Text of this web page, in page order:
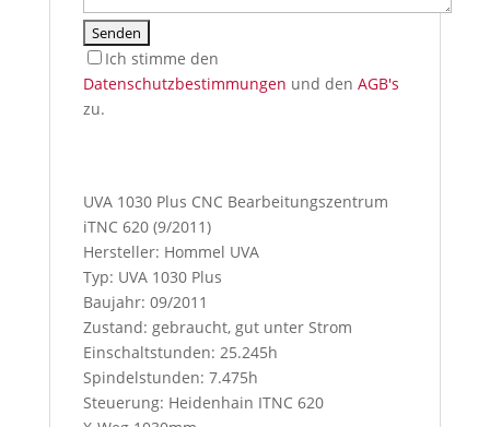
Ich stimme den
Datenschutzbestimmungen und den AGB's
zu.
o
u
p
r
e
s
s
t
h
UVA 1030 Plus CNC Bearbeitungszentrum
iTNC 620 (9/2011)
Hersteller: Hommel UVA
Typ: UVA 1030 Plus
Baujahr: 09/2011
Zustand: gebraucht, gut unter Strom
Einschaltstunden: 25.245h
Spindelstunden: 7.475h
Steuerung: Heidenhain ITNC 620